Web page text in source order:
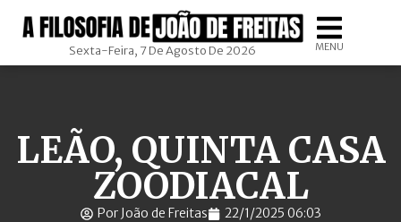
Sexta-Feira, 7 De Agosto De 2026 MENU
LEÃO, QUINTA CASA
ZOODIACAL
Por João de Freitas 22/1/2025 06:03